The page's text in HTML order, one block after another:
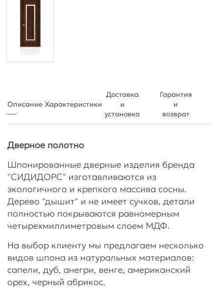
Описание Характеристики
Доставка
и
установка
Гарантия
и
возврат
Дверное полотно
Шпонированные дверные изделия бренда
"СИДИДОРС" изготавливаются из
экологичного и крепкого массива сосны.
Дерево "дышит" и не имеет сучков, детали
полностью покрываются равномерным
четырехмиллиметровым слоем МДФ.
На выбор клиенту мы предлагаем несколько
видов шпона из натуральных материалов:
сапели, дуб, анегри, венге, американский
орех, черный абрикос.